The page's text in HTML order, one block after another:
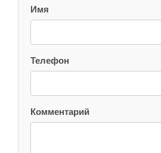
Имя
Телефон
Комментарий